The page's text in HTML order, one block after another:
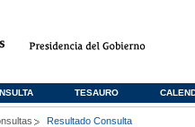
TESAURO
Resultado Consulta